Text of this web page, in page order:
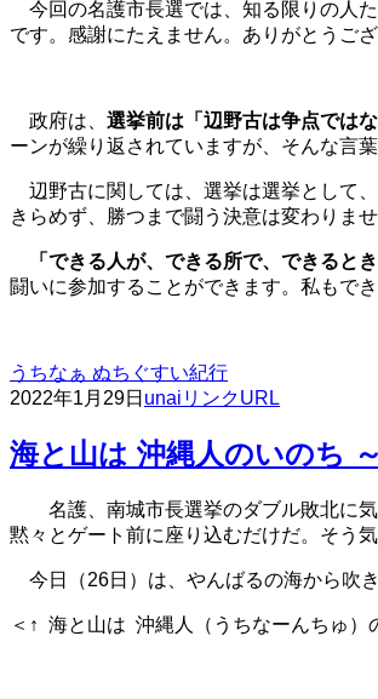
今回の名護市長選では、知る限りの人
です。感謝にたえません。ありがとうござ
政府は、 選挙前は「辺野古は争点ではな
ーンが繰り返されていますが、 そんな言
辺野古に関しては、選挙は選挙として
きらめず、勝つまで闘う決意は変わりませ
「できる人が、できる所で、できるとき
闘いに参加することができます。私もで
うちなぁ ぬちぐすい紀行
2022年1月29日 unai リンクURL
海と山は 沖縄人のいのち
名護、南城市長選挙のダブル敗北に
黙々とゲート前に座り込むだけだ。そう
今日（26日）は、やんばるの海から吹
＜↑ 海と山は 沖縄人（うちなーんちゅ）